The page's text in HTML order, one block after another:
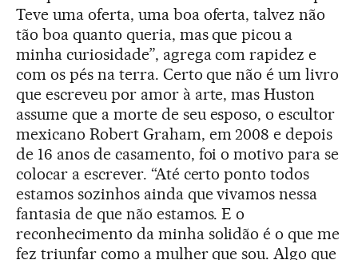
Teve uma oferta, uma boa oferta, talvez não
tão boa quanto queria, mas que picou a
minha curiosidade”, agrega com rapidez e
com os pés na terra. Certo que não é um livro
que escreveu por amor à arte, mas Huston
assume que a morte de seu esposo, o escultor
mexicano Robert Graham, em 2008 e depois
de 16 anos de casamento, foi o motivo para se
colocar a escrever. “Até certo ponto todos
estamos sozinhos ainda que vivamos nessa
fantasia de que não estamos. E o
reconhecimento da minha solidão é o que me
fez triunfar como a mulher que sou. Algo que